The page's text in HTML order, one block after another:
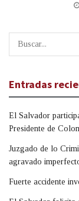
Entradas
El Salvador
Presidente de
Juzgado de lo
agravado
Fuerte accidente